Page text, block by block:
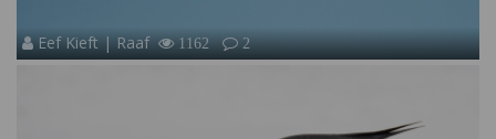
Eef Kieft | Raaf 1162 2